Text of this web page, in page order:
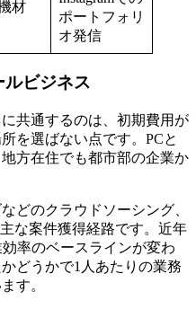
材
ポートフォリ
オ発信
ルビジネス
共通するのは、初期費用が
を選ばない点です。PCと
方在住でも都市部の企業か
どのクラウドソーシング、
な案件獲得経路です。近年
率のベースラインが変わ
どうかで1人あたりの業務
す。